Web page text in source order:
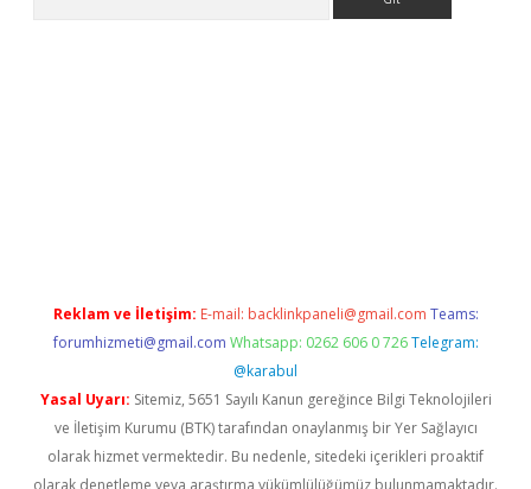
Reklam ve İletişim: E-mail: backlinkpaneli@gmail.com Teams:
forumhizmeti@gmail.com Whatsapp: 0262 606 0 726 Telegram:
@karabul
Yasal Uyarı: Sitemiz, 5651 Sayılı Kanun gereğince Bilgi Teknolojileri
ve İletişim Kurumu (BTK) tarafından onaylanmış bir Yer Sağlayıcı
olarak hizmet vermektedir. Bu nedenle, sitedeki içerikleri proaktif
olarak denetleme veya araştırma yükümlülüğümüz bulunmamaktadır.